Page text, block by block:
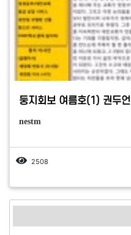
둥지회보 여름호(1) 권두언
nestm
2508